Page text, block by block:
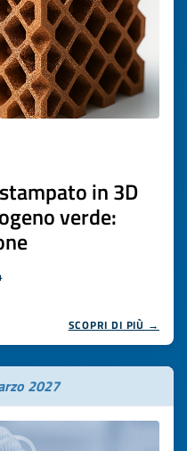
in 3D
verde:
SCOPRI DI PIÙ →
2027